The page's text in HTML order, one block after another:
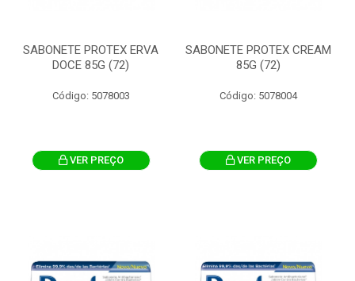
SABONETE PROTEX ERVA
DOCE 85G (72)
Código: 5078003
VER PREÇO
SABONETE PROTEX CREAM
85G (72)
Código: 5078004
VER PREÇO